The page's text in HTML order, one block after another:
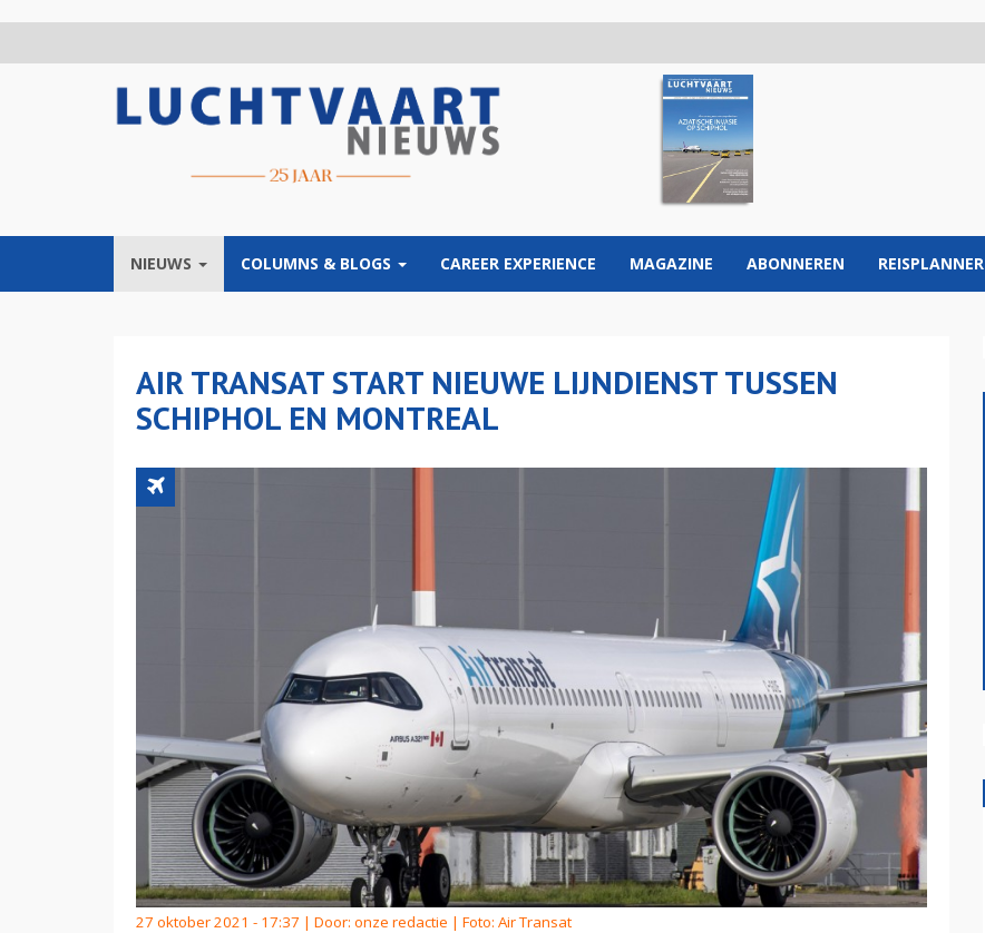
NIEUWS COLUMNS & BLOGS CAREER EXPERIENCE MAGAZINE ABONNEREN REISPLANNER
AIR TRANSAT START NIEUWE LIJNDIENST TUSSEN
SCHIPHOL EN MONTREAL
27 oktober 2021 - 17:37 | Door: onze redactie | Foto: Air Transat